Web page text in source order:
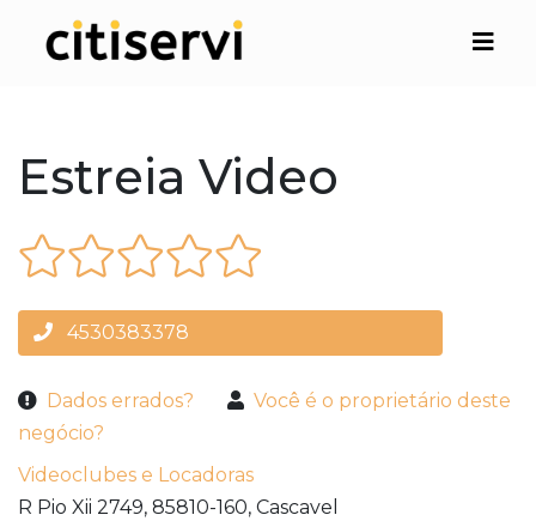
Estreia Video
4530383378
Dados errados?
Você é o proprietário deste
negócio?
Videoclubes e Locadoras
R Pio Xii 2749, 85810-160, Cascavel